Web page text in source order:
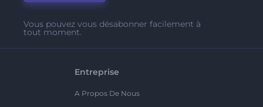
Vous pouvez vous désabonner facilement à
tout moment.
Entreprise
A Propos De Nous